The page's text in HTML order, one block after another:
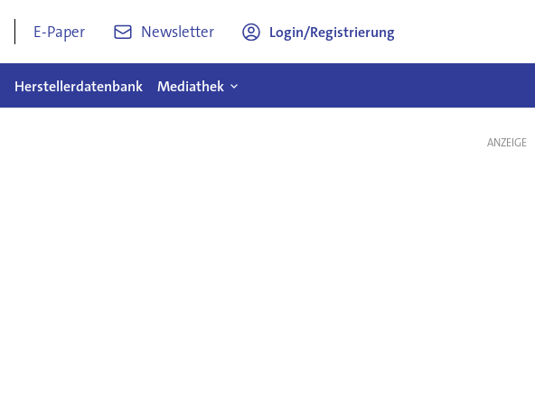
E-Paper Newsletter Login/Registrierung
Herstellerdatenbank Mediathek
ANZEIGE